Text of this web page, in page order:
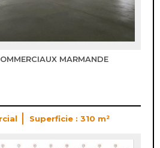
MARMANDE
Superficie : 310 m²